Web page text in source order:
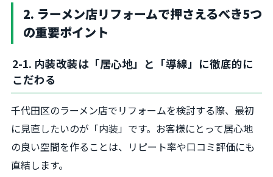
2. ラーメン店リフォームで押さえるべき5つ
の重要ポイント
2-1. 内装改装は「居心地」と「導線」に徹底的に
こだわる
千代田区のラーメン店でリフォームを検討する際、最初
に見直したいのが「内装」です。お客様にとって居心地
の良い空間を作ることは、リピート率や口コミ評価にも
直結します。